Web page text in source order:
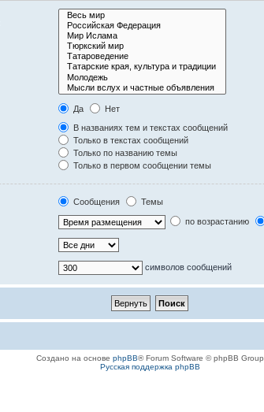
Да
Нет
В названиях тем и текстах сообщений
Только в текстах сообщений
Только по названию темы
Только в первом сообщении темы
Сообщения
Темы
по возрастанию
символов сообщений
Создано на основе phpBB® Forum Software © phpBB Group
Русская поддержка phpBB